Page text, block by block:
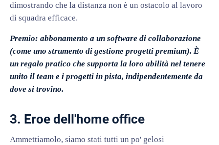
dimostrando che la distanza non è un ostacolo al lavoro
di squadra efficace.
Premio: abbonamento a un software di collaborazione
(come uno strumento di gestione progetti premium). È
un regalo pratico che supporta la loro abilità nel tenere
unito il team e i progetti in pista, indipendentemente da
dove si trovino.
3. Eroe dell'home office
Ammettiamolo, siamo stati tutti un po' gelosi